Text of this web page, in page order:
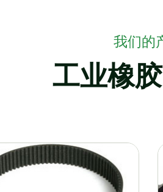
我们的
工业橡